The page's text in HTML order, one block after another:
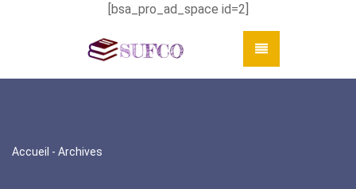
[bsa_pro_ad_space id=2]
Accueil - Archives